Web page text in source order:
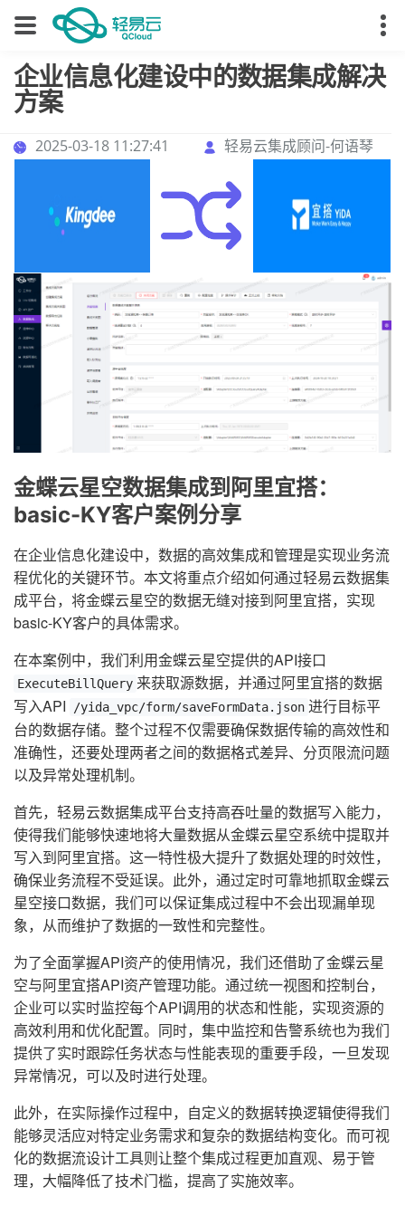
企业信息化建设中的数据集成解决
方案
2025-03-18 11:27:41 轻易云集成顾问-何语琴
金蝶云星空数据集成到阿里宜搭：
basic-KY客户案例分享
在企业信息化建设中，数据的高效集成和管理是实现业务流
程优化的关键环节。本文将重点介绍如何通过轻易云数据集
成平台，将金蝶云星空的数据无缝对接到阿里宜搭，实现
basic-KY客户的具体需求。
在本案例中，我们利用金蝶云星空提供的API接口
ExecuteBillQuery 来获取源数据，并通过阿里宜搭的数据
写入API
/yida_vpc/form/saveFormData.json 进行目标平
台的数据存储。整个过程不仅需要确保数据传输的高效性和
准确性，还要处理两者之间的数据格式差异、分页限流问题
以及异常处理机制。
首先，轻易云数据集成平台支持高吞吐量的数据写入能力，
使得我们能够快速地将大量数据从金蝶云星空系统中提取并
写入到阿里宜搭。这一特性极大提升了数据处理的时效性，
确保业务流程不受延误。此外，通过定时可靠地抓取金蝶云
星空接口数据，我们可以保证集成过程中不会出现漏单现
象，从而维护了数据的一致性和完整性。
为了全面掌握API资产的使用情况，我们还借助了金蝶云星
空与阿里宜搭API资产管理功能。通过统一视图和控制台，
企业可以实时监控每个API调用的状态和性能，实现资源的
高效利用和优化配置。同时，集中监控和告警系统也为我们
提供了实时跟踪任务状态与性能表现的重要手段，一旦发现
异常情况，可以及时进行处理。
此外，在实际操作过程中，自定义的数据转换逻辑使得我们
能够灵活应对特定业务需求和复杂的数据结构变化。而可视
化的数据流设计工具则让整个集成过程更加直观、易于管
理，大幅降低了技术门槛，提高了实施效率。